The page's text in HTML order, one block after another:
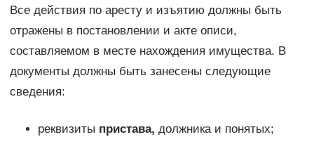
Все действия по аресту и изъятию должны быть
отражены в постановлении и акте описи,
составляемом в месте нахождения имущества. В
документы должны быть занесены следующие
сведения:
реквизиты пристава, должника и понятых;